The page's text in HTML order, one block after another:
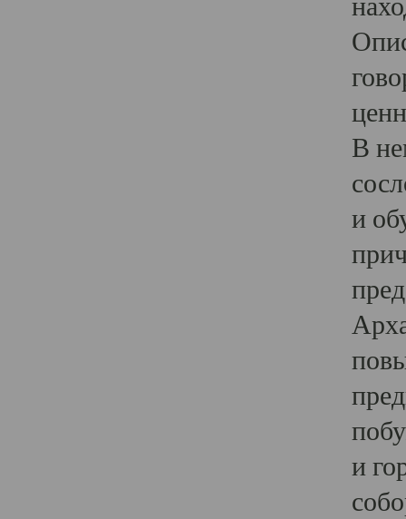
В
и
и